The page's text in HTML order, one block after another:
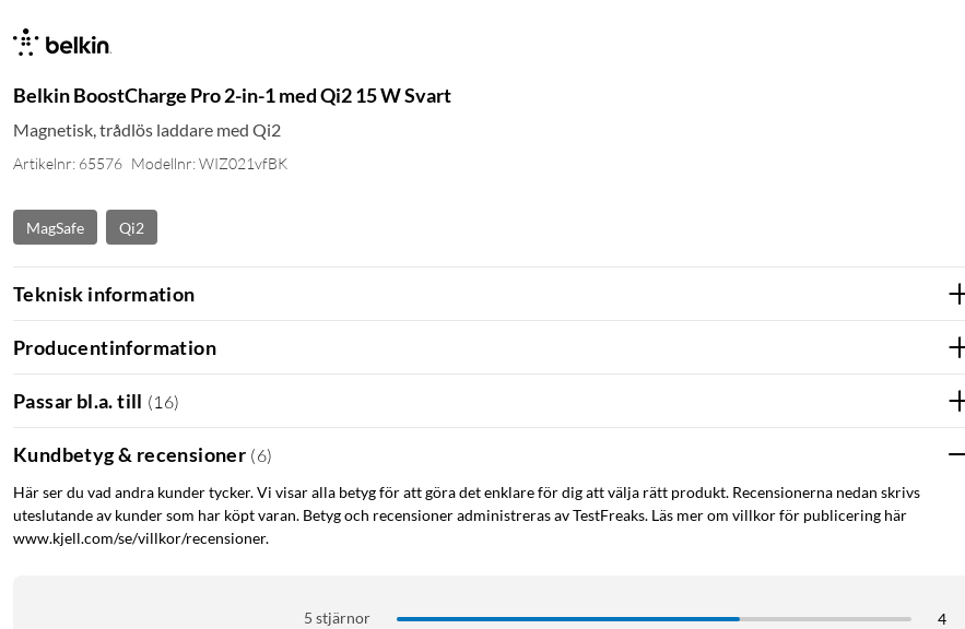
Belkin BoostCharge Pro 2-in-1 med Qi2 15 W Svart
Magnetisk, trådlös laddare med Qi2
Artikelnr: 65576 Modellnr: WIZ021vfBK
MagSafe Qi2
Teknisk information
Producentinformation
Passar bl.a. till (16)
Kundbetyg & recensioner (6)
Här ser du vad andra kunder tycker. Vi visar alla betyg för att göra det enklare för dig att välja rätt produkt. Recensionerna nedan skrivs
uteslutande av kunder som har köpt varan. Betyg och recensioner administreras av TestFreaks. Läs mer om villkor för publicering här
www.kjell.com/se/villkor/recensioner.
5 stjärnor
4